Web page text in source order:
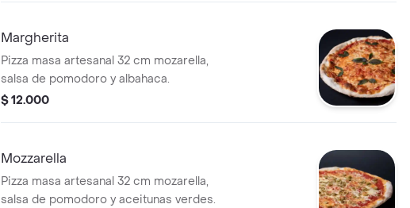
Margherita
Pizza masa artesanal 32 cm mozarella,
salsa de pomodoro y albahaca.
$ 12.000
Mozzarella
Pizza masa artesanal 32 cm mozarella,
salsa de pomodoro y aceitunas verdes.